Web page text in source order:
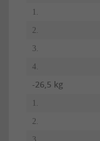
1.
2.
3.
4.
-26,5 kg
2.